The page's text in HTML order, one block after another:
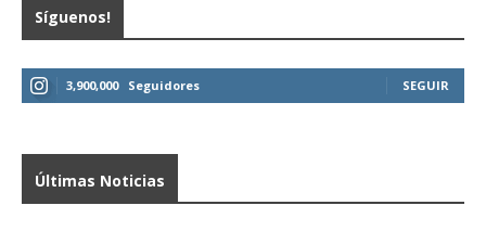
Síguenos!
3,900,000 Seguidores SEGUIR
Últimas Noticias